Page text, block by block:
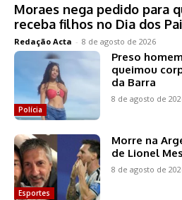
Moraes nega pedido para
receba filhos no Dia dos
Redação Acta - 8 de agosto de 2026
Polícia
Preso
queimou
da Barra
8 de agosto de
Esportes
Morre na
de Lionel
8 de agosto de